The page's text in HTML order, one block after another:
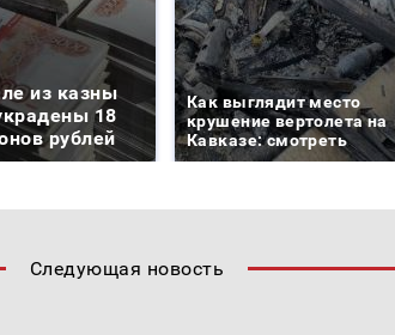
из казны
18
рублей
Как выглядит место
крушение вертолета на
Кавказе: смотреть
Следующая новость